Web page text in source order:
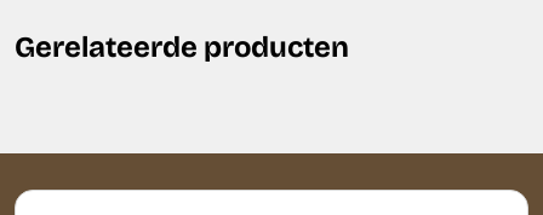
Gerelateerde producten